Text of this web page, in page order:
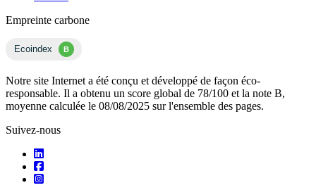
Empreinte carbone
Ecoindex B
Notre site Internet a été conçu et développé de façon éco-
responsable. Il a obtenu un score global de 78/100 et la note B,
moyenne calculée le 08/08/2025 sur l'ensemble des pages.
Suivez-nous